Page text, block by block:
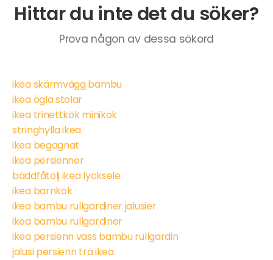
Hittar du inte det du söker?
Prova någon av dessa sökord
ikea skärmvägg bambu
ikea ögla stolar
ikea trinettkök minikök
stringhylla ikea
ikea begagnat
ikea persienner
bäddfåtölj ikea lycksele
ikea barnkök
ikea bambu rullgardiner jalusier
ikea bambu rullgardiner
ikea persienn vass bambu rullgardin
jalusi persienn trä ikea